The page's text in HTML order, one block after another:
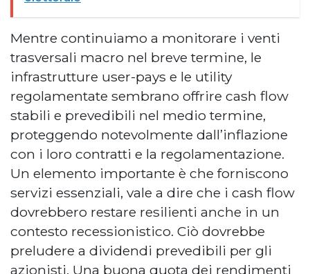
Mentre continuiamo a monitorare i venti
trasversali macro nel breve termine, le
infrastrutture user-pays e le utility
regolamentate sembrano offrire cash flow
stabili e prevedibili nel medio termine,
proteggendo notevolmente dall’inflazione
con i loro contratti e la regolamentazione.
Un elemento importante è che forniscono
servizi essenziali, vale a dire che i cash flow
dovrebbero restare resilienti anche in un
contesto recessionistico. Ciò dovrebbe
preludere a dividendi prevedibili per gli
azionisti. Una buona quota dei rendimenti